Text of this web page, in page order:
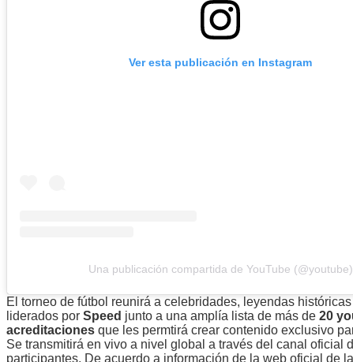
Ver esta publicación en Instagram
Una publicación compartida de YouTube (@youtube)
El torneo de fútbol reunirá a celebridades, leyendas
liderados por Speed junto a una amplía lista de más de 20
acreditaciones que les permtirá crear contenido exclusivo
Se transmitirá en vivo a nivel global a través del canal oficial
participantes. De acuerdo a información de la web oficial de